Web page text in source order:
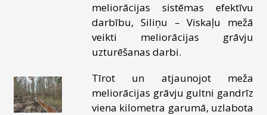
meliorācijas sistēmas efektīvu
darbību, Siliņu – Viskaļu mežā
veikti meliorācijas grāvju
uzturēšanas darbi.
Tīrot un atjaunojot meža
meliorācijas grāvju gultni gandrīz
viena kilometra garumā, uzlabota